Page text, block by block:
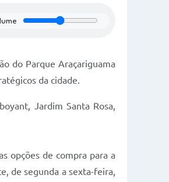
do Parque Araçariguama
da cidade.
Jardim Santa Rosa,
opções de compra para a
de segunda a sexta-feira,